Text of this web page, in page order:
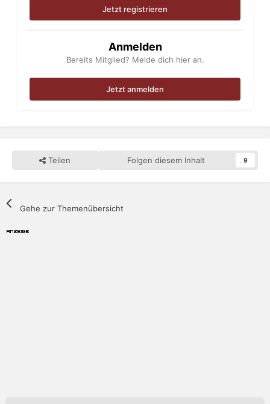
Jetzt registrieren
Anmelden
Bereits Mitglied? Melde dich hier an.
Jetzt anmelden
Teilen Folgen diesem Inhalt 9
Gehe zur Themenübersicht